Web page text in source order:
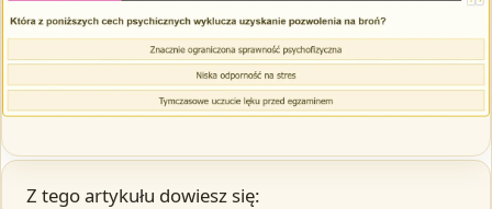
Z tego artykułu dowiesz się: